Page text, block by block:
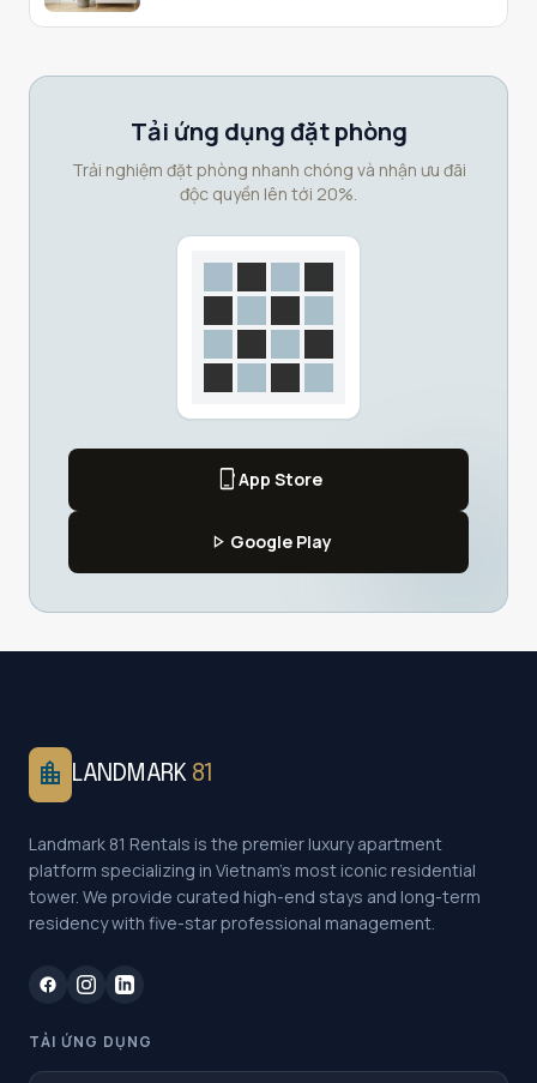
Tải ứng dụng đặt phòng
Trải nghiệm đặt phòng nhanh chóng và nhận ưu đãi
độc quyền lên tới 20%.
phone_iphoneApp Store
play_arrow Google Play
location_city LANDMARK 81
Landmark 81 Rentals is the premier luxury apartment
platform specializing in Vietnam's most iconic residential
tower. We provide curated high-end stays and long-term
residency with five-star professional management.
TẢI ỨNG DỤNG